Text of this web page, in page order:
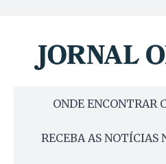
ONDE ENCONTRAR
RECEBA AS NOTÍCIAS